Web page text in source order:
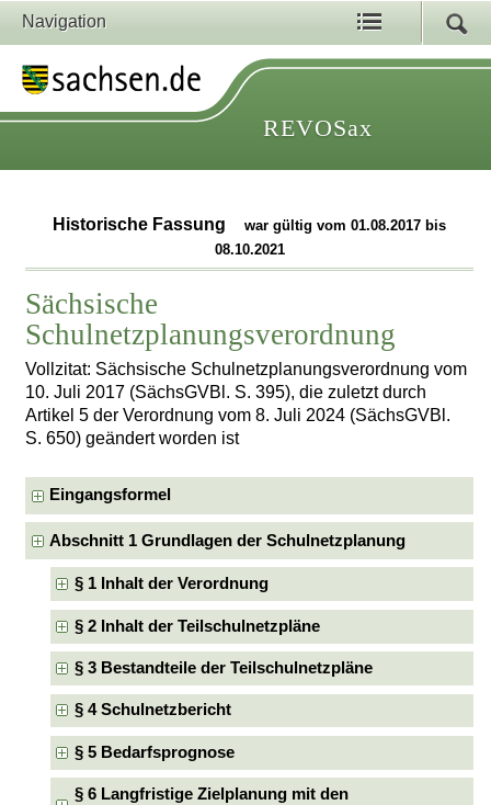
Navigation
REVOSax
Historische Fassung
war gültig vom 01.08.2017 bis
08.10.2021
Sächsische
Schulnetzplanungsverordnung
Vollzitat: Sächsische Schulnetzplanungsverordnung vom
10. Juli 2017 (SächsGVBl. S. 395), die zuletzt durch
Artikel 5 der Verordnung vom 8. Juli 2024 (SächsGVBl.
S. 650) geändert worden ist
Eingangsformel
Abschnitt 1 Grundlagen der Schulnetzplanung
§ 1 Inhalt der Verordnung
§ 2 Inhalt der Teilschulnetzpläne
§ 3 Bestandteile der Teilschulnetzpläne
§ 4 Schulnetzbericht
§ 5 Bedarfsprognose
§ 6 Langfristige Zielplanung mit den